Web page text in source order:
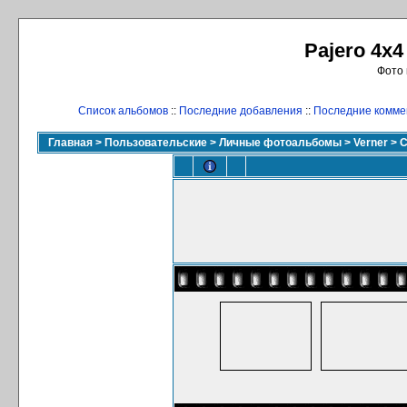
Pajero
Фото
Список альбомов :: Последние добавления :: Последние
Главная > Пользовательские > Личные фотоальбомы > Verner >